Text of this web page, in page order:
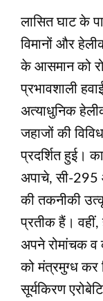
लासित घाट के
विमानों और
के आसमान को
प्रभावशाली
अत्याधुनिक
जहाजों की
प्रदर्शित हुई।
अपाचे, सी-295
की तकनीकी
प्रतीक हैं। वहीं,
अपने रोमांचक व
को मंत्रमुग्ध कर
सूर्यकिरण